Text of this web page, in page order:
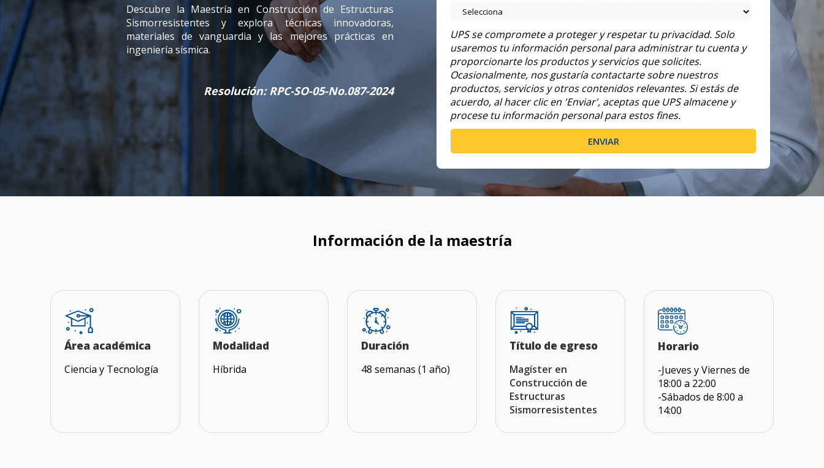
Descubre la Maestría en Construcción de Estructuras
Sismorresistentes y explora técnicas innovadoras,
materiales de vanguardia y las mejores prácticas en
ingeniería sísmica.
Resolución: RPC-SO-05-No.087-2024
UPS se compromete a proteger y respetar tu privacidad. Solo
usaremos tu información personal para administrar tu cuenta y
proporcionarte los productos y servicios que solicites.
Ocasionalmente, nos gustaría contactarte sobre nuestros
productos, servicios y otros contenidos relevantes. Si estás de
acuerdo, al hacer clic en 'Enviar', aceptas que UPS almacene y
procese tu información personal para estos fines.
Información de la maestría
Área académica
Ciencia y Tecnología
Modalidad
Híbrida
Duración
48 semanas (1 año)
Título de egreso
Magíster en
Construcción de
Estructuras
Sismorresistentes
Horario
-Jueves y Viernes de
18:00 a 22:00
-Sábados de 8:00 a
14:00